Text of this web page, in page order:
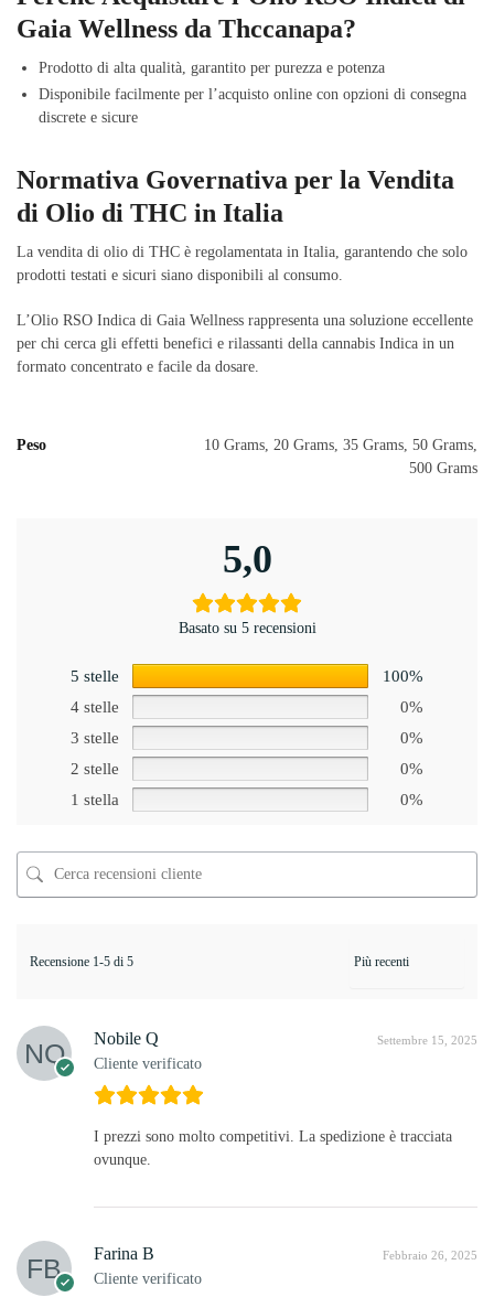
Gaia Wellness da Thccanapa?
Prodotto di alta qualità, garantito per purezza e potenza
Disponibile facilmente per l’acquisto online con opzioni di consegna
discrete e sicure
Normativa Governativa per la Vendita
di Olio di THC in Italia
La vendita di olio di THC è regolamentata in Italia, garantendo che solo
prodotti testati e sicuri siano disponibili al consumo.
L’Olio RSO Indica di Gaia Wellness rappresenta una soluzione eccellente
per chi cerca gli effetti benefici e rilassanti della cannabis Indica in un
formato concentrato e facile da dosare.
Peso
10 Grams, 20 Grams, 35 Grams, 50 Grams,
500 Grams
5,0
Basato su 5 recensioni
5 stelle
100%
4 stelle
0%
3 stelle
0%
2 stelle
0%
1 stella
0%
Recensione 1-5 di 5
Nobile Q
Cliente verificato
Settembre 15, 2025
I prezzi sono molto competitivi. La spedizione è tracciata
ovunque.
Farina B
Cliente verificato
Febbraio 26, 2025